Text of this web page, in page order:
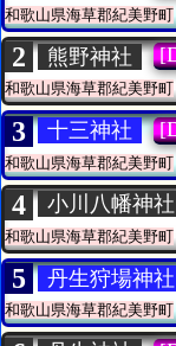
和歌山県海草郡紀美野町
2 熊野神社
和歌山県海草郡紀美野町
3 十三神社
和歌山県海草郡紀美野町
4 小川八幡神社
和歌山県海草郡紀美野町
5 丹生狩場神社
和歌山県海草郡紀美野町